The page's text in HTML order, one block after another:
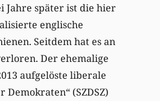
Jahre später ist die hier
englische
Seitdem hat es an
Der ehemalige
aufgelöste liberale
(SZDSZ)